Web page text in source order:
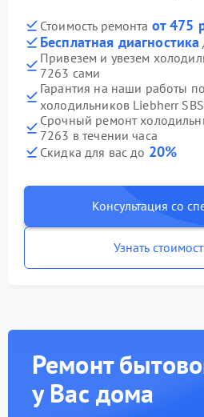
Стоимость ремонта от 475
Бесплатная диагностика
Привезем и увезем
7263 сами
Гарантия на наши работы
холодильников Liebherr
Срочный ремонт
7263 в течении часа
Скидка для вас до 20%
Консультация со
Узнать
Ремонт
у Вас дома